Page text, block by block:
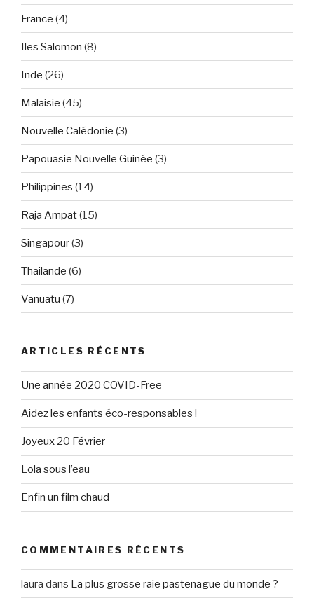
France (4)
Iles Salomon (8)
Inde (26)
Malaisie (45)
Nouvelle Calédonie (3)
Papouasie Nouvelle Guinée (3)
Philippines (14)
Raja Ampat(15)
Singapour(3)
Thailande (6)
Vanuatu (7)
ARTICLES RÉCENTS
Une année 2020 COVID-Free
Aidez les enfants éco-responsables !
Joyeux 20 Février
Lola sous l’eau
Enfin un film chaud
COMMENTAIRES RÉCENTS
laura dans La plus grosse raie pastenague du monde ?